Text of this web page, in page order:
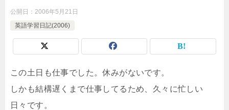
公開日： 2006年5月21日
英語学習日記(2006)
この土日も仕事でした。休みがないです。
しかも結構遅くまで仕事してるため、久々に忙しい
日々です。